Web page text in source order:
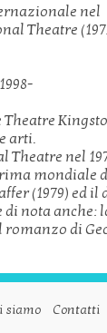
nel
Theatre
Theatre
arti.
Theatre nel
mondiale
(1979) ed il
di notaanche:
romanzo di
siamo
Contatti